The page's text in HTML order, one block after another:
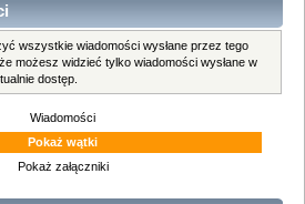
wszystkie wiadomości wysłane przez tego
możesz widzieć tylko wiadomości wysłane w
dostęp.
Wiadomości
Pokaż wątki
Pokaż załączniki